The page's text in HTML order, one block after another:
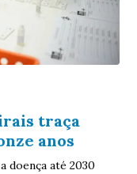
traça
anos
doença até 2030